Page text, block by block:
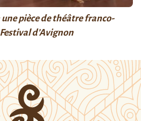
une pièce de théâtre franco-
d’Avignon